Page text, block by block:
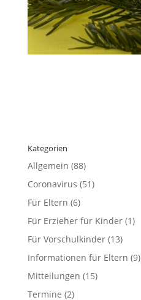
Kategorien
Allgemein (88)
Coronavirus (51)
Für Eltern (6)
Für Erzieher für Kinder(1)
Für Vorschulkinder(13)
Informationen für Eltern (9)
Mitteilungen (15)
Termine (2)